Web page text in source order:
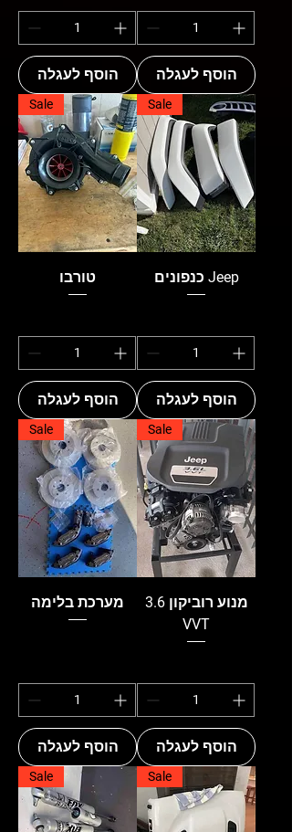
הוסף לעגלה הוסף לעגלה
Sale
טורבו
הוסף לעגלה
Sale
כנפונים Jeep
הוסף לעגלה
Sale
מערכת בלימה
הוסף לעגלה
Sale
מנוע רוביקון 3.6
VVT
הוסף לעגלה
Sale Sale